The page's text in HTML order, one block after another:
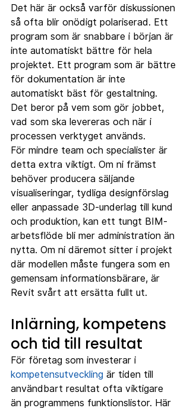
Det här är också varför diskussionen
så ofta blir onödigt polariserad. Ett
program som är snabbare i början är
inte automatiskt bättre för hela
projektet. Ett program som är bättre
för dokumentation är inte
automatiskt bäst för gestaltning.
Det beror på vem som gör jobbet,
vad som ska levereras och när i
processen verktyget används.
För mindre team och specialister är
detta extra viktigt. Om ni främst
behöver producera säljande
visualiseringar, tydliga designförslag
eller anpassade 3D-underlag till kund
och produktion, kan ett tungt BIM-
arbetsflöde bli mer administration än
nytta. Om ni däremot sitter i projekt
där modellen måste fungera som en
gemensam informationsbärare, är
Revit svårt att ersätta fullt ut.
Inlärning, kompetens
och tid till resultat
För företag som investerar i
kompetensutveckling är tiden till
användbart resultat ofta viktigare
än programmens funktionslistor. Här